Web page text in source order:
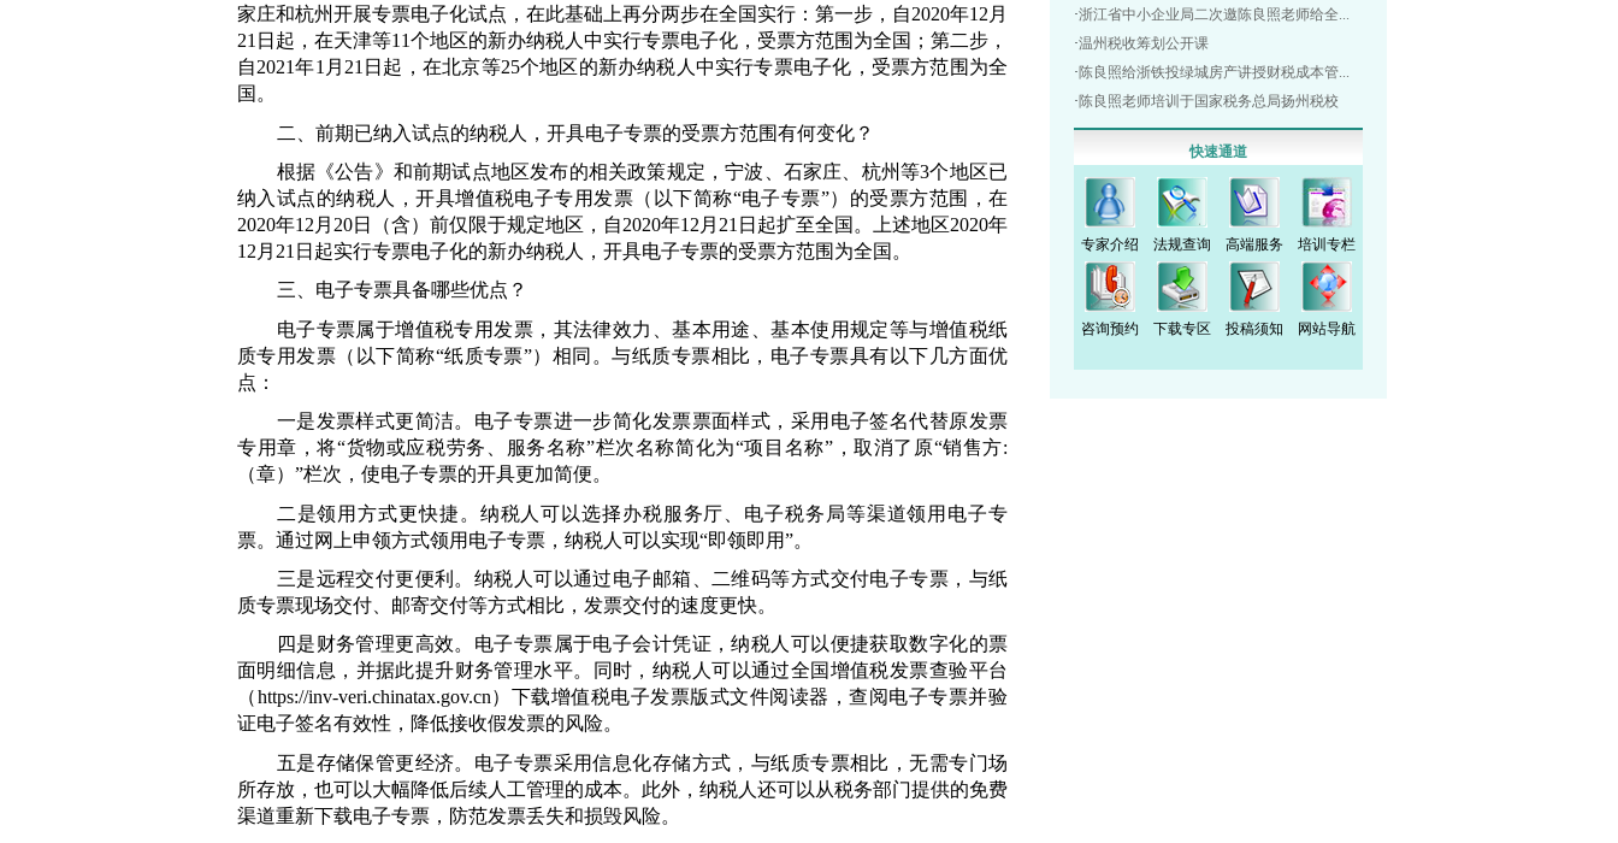
家庄和杭州开展专票电子化试点，在此基础上再分两步在全国实行：第一步，自2020年12 月
21 日起，在天津等11个地区的新办纳税人中实行专票电子化，受票方范围为全国；第二步，
自2021年1 月 21 日起，在北京等25个地区的新办纳税人中实行专票电子化，受票方范围为全
国。
二、前期已纳入试点的纳税人，开具电子专票的受票方范围有何变化？
根据《公告》和前期试点地区发布的相关政策规定，宁波、石家庄、杭州等3个地区已
纳入试点的纳税人，开具增值税电子专用发票（以下简称“电子专票”）的受票方范围，在
2020年12 月 20日（含）前仅限于规定地区，自2020年12 月 21 日起扩至全国。上述地区2020年
12 月 21 日起实行专票电子化的新办纳税人，开具电子专票的受票方范围为全国。
三、电子专票具备哪些优点？
电子专票属于增值税专用发票，其法律效力、基本用途、基本使用规定等与增值税纸
质专用发票（以下简称“纸质专票”）相同。与纸质专票相比，电子专票具有以下几方面优
点：
一是发票样式更简洁。电子专票进一步简化发票票面样式，采用电子签名代替原发票
专用章，将“货物或应税劳务、服务名称”栏次名称简化为“项目名称”，取消了原“销售方:
（章）”栏次，使电子专票的开具更加简便。
二是领用方式更快捷。纳税人可以选择办税服务厅、电子税务局等渠道领用电子专
票。通过网上申领方式领用电子专票，纳税人可以实现“即领即用”。
三是远程交付更便利。纳税人可以通过电子邮箱、二维码等方式交付电子专票，与纸
质专票现场交付、邮寄交付等方式相比，发票交付的速度更快。
四是财务管理更高效。电子专票属于电子会计凭证，纳税人可以便捷获取数字化的票
面明细信息，并据此提升财务管理水平。同时，纳税人可以通过全国增值税发票查验平台
（https://inv-veri.chinatax.gov.cn）下载增值税电子发票版式文件阅读器，查阅电子专票并验
证电子签名有效性，降低接收假发票的风险。
五是存储保管更经济。电子专票采用信息化存储方式，与纸质专票相比，无需专门场
所存放，也可以大幅降低后续人工管理的成本。此外，纳税人还可以从税务部门提供的免费
渠道重新下载电子专票，防范发票丢失和损毁风险。
·浙江省中小企业局二次邀陈良照老师给全...
·温州税收筹划公开课
·陈良照给浙铁投绿城房产讲授财税成本管...
·陈良照老师培训于国家税务总局扬州税校
快速通道
专家介绍 法规查询 高端服务 培训专栏
咨询预约 下载专区 投稿须知 网站导航